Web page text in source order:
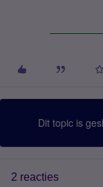
Dit topic is
2 reacties